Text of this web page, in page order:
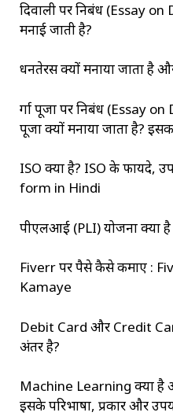
दिवाली पर निबंध (Essay
मनाई जाती है?
धनतेरस क्यों मनाया जाता है
दुर्गा पूजा पर निबंध (Essay
पूजा क्यों मनाया जाता है?
ISO क्या है? ISO के फायदे,
form in Hindi
पीएलआई (PLI) योजना क्या
Fiverr पर पैसे कैसे कमाए :
Kamaye
Debit Card और Credit
अंतर है?
Machine Learning क्या है
इसके परिभाषा, प्रकार और